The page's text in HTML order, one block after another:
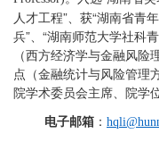
人才工程”、获“湖南省青
兵”、“湖南师范大学社科
（西方经济学与金融风
点（金融统计与风险管理
院学术委员会主席、院学
电子邮箱 ：